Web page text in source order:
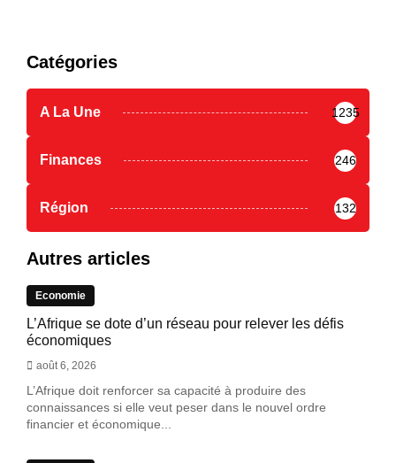
Catégories
A La Une 1235
Finances 246
Région 132
Autres articles
Economie
L’Afrique se dote d’un réseau pour relever les défis
économiques
août 6, 2026
L’Afrique doit renforcer sa capacité à produire des
connaissances si elle veut peser dans le nouvel ordre
financier et économique...